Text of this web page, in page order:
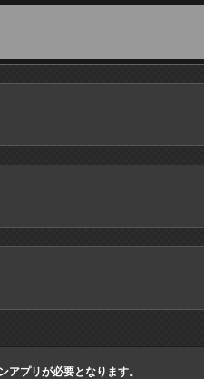
プリが必要となります。